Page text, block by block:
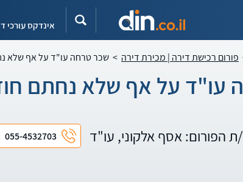
אינדקס עורכי
פורום רכישת דירה | מכירת דירה > שכר טרחה עו"ד על אף שלא
עו"ד על אף שלא נחתם
הפורום: אסף אלקוני, עו"ד 055-4532703